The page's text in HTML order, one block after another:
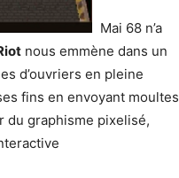
Mai 68 n’a
nous emmène dans un
d’ouvriers en pleine
fins en envoyant moultes
du graphisme pixelisé,